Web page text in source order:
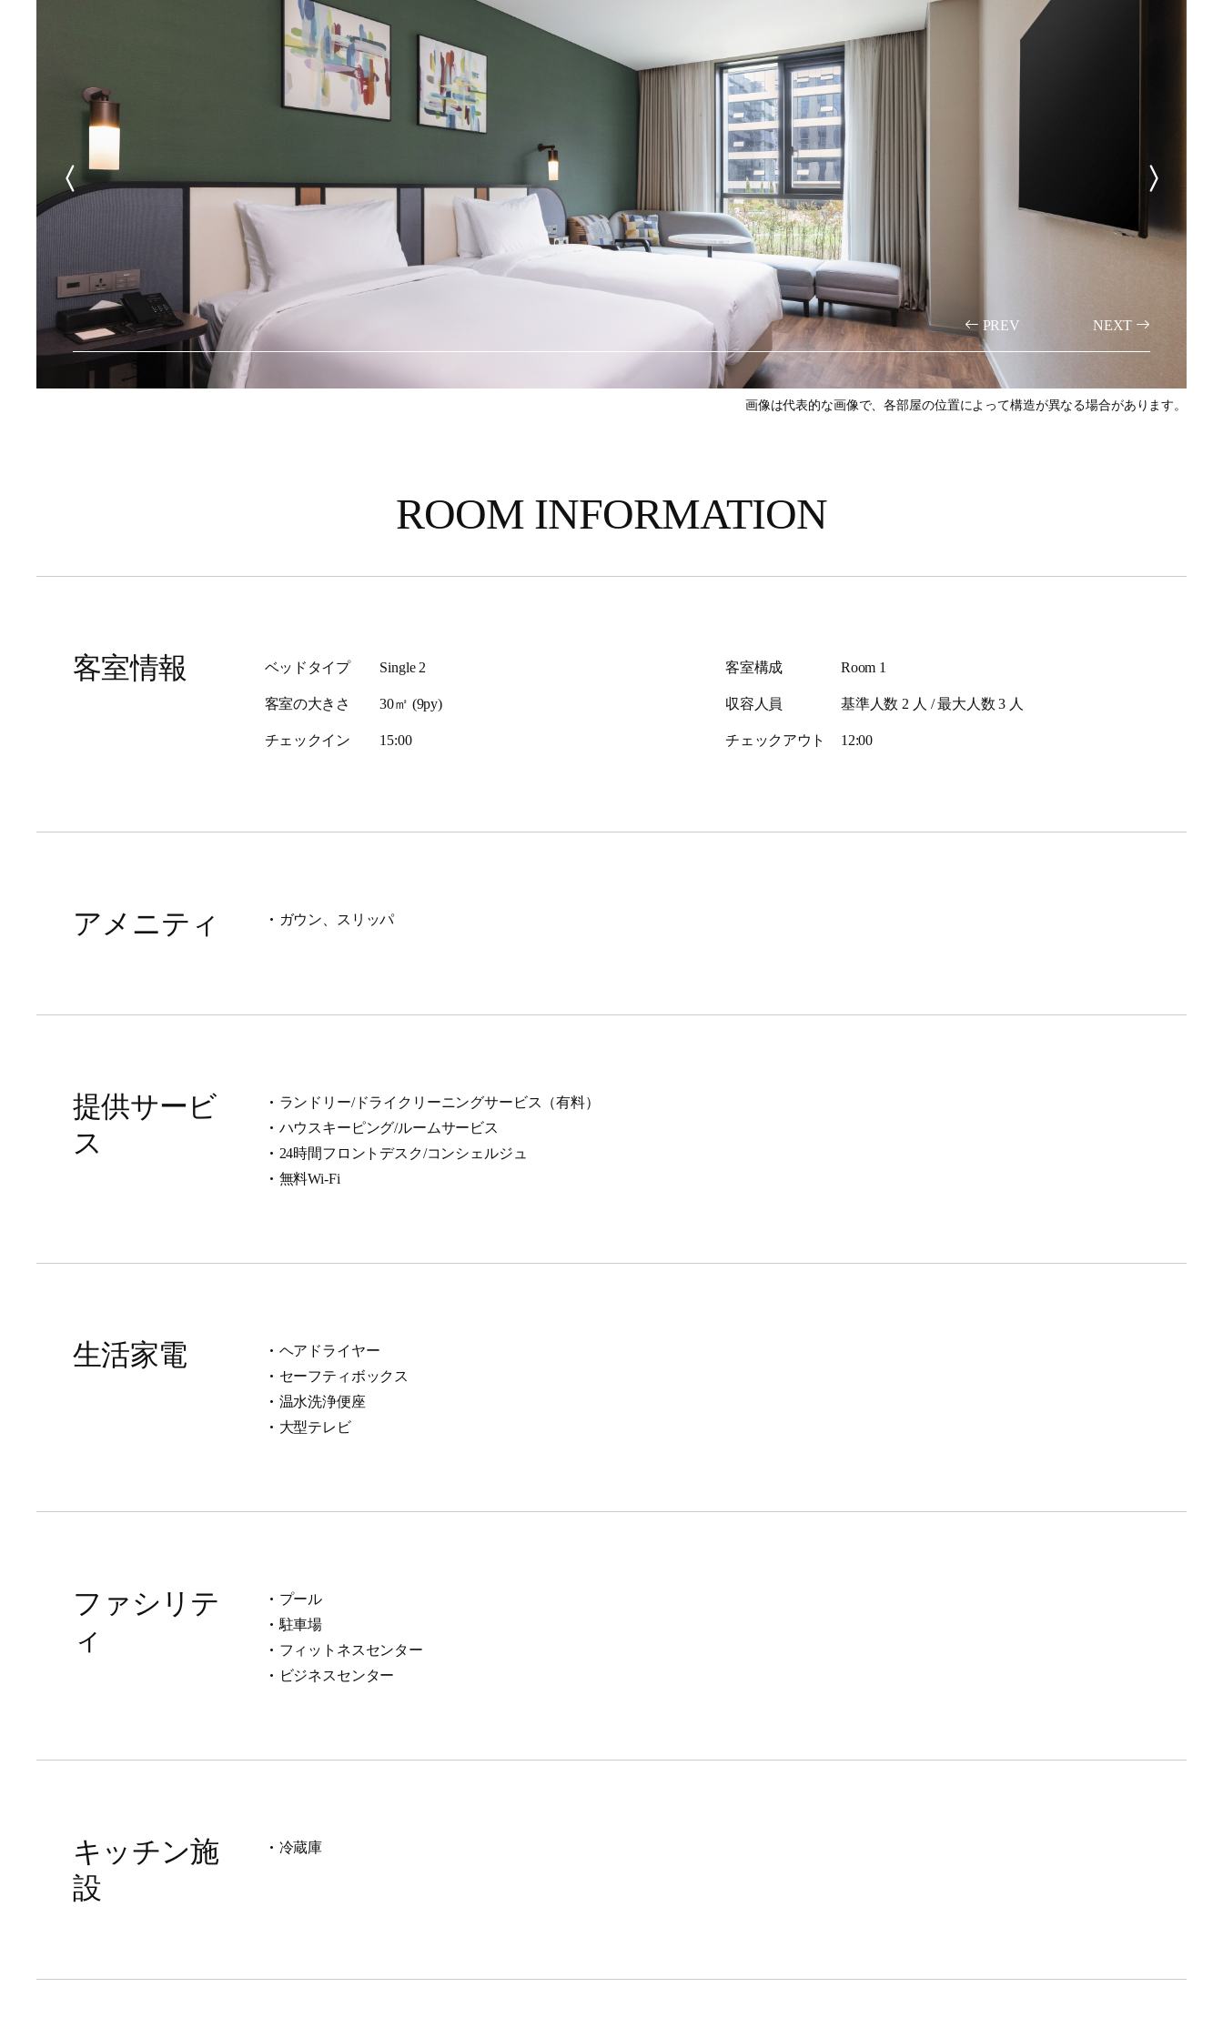
PREV NEXT
画像は代表的な画像で、各部屋の位置によって構造が異なる場合があります。
ROOM INFORMATION
客室情報 ベッドタイプ Single 2 客室構成 Room 1​
客室の大きさ 30㎡ (9py) 収容人員 基準人数 2 人 / 最大人数 3 人
チェックイン 15:00 チェックアウト 12:00
アメニティ ガウン、スリッパ
提供サービ
ス
ランドリー/ドライクリーニングサービス（有料）
ハウスキーピング/ルームサービス
24時間フロントデスク/コンシェルジュ
無料Wi-Fi
生活家電
ヘアドライヤー
セーフティボックス
温水洗浄便座
大型テレビ
ファシリテ
ィ
プール
駐車場
フィットネスセンター
ビジネスセンター
キッチン施
設
冷蔵庫